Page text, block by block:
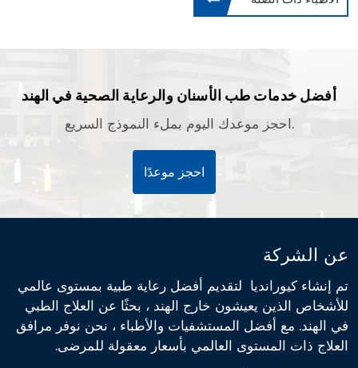
أفضل خدمات طب الأسنان والرعاية الصحية في الهند
احجز موعدك اليوم بملء النموذج السريع.
احجز موعدًا
عن الشركة
تم إنشاء كيورانديا لتقديم أفضل رعاية طبية بمستوى عالمي
للأشخاص الذين يعيشون خارج الهند ، بحثًا عن العلاج الطبي
في الهند. مع أفضل المستشفيات والأطباء ، نحن نوفر مرافق
العلاج ذات المستوى العالمي بأسعار معقولة للمرضى.